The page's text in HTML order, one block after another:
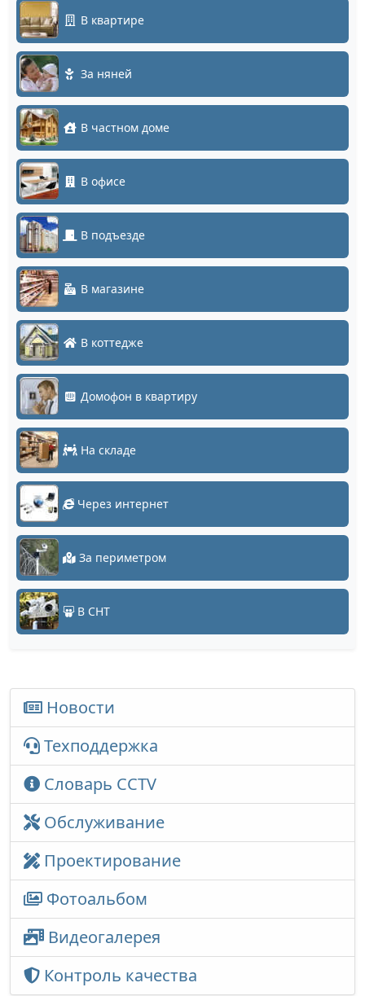
В квартире
За няней
В частном доме
В офисе
В подъезде
В магазине
В коттедже
Домофон в квартиру
На складе
Через интернет
За периметром
В СНТ
Новости
Техподдержка
Словарь CCTV
Обслуживание
Проектирование
Фотоальбом
Видеогалерея
Контроль качества